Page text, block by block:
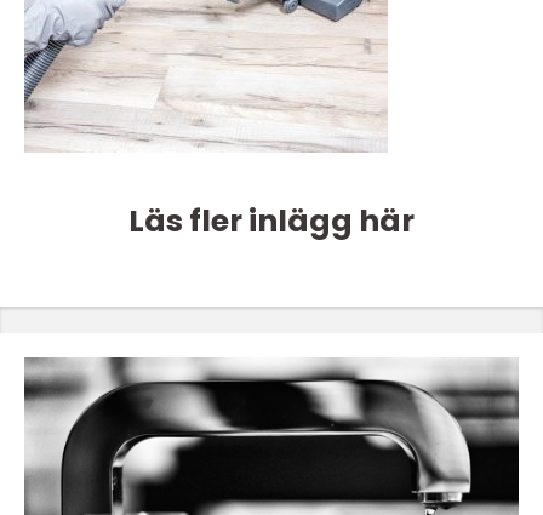
Läs fler inlägg här